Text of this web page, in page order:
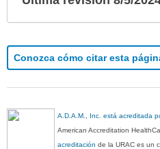
Conozca cómo citar esta
A.D.A.M., Inc. está acreditada
American Accreditation
acreditación de la URAC es un